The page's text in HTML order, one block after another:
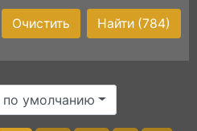
Найти (784)
Очистить
умолчанию